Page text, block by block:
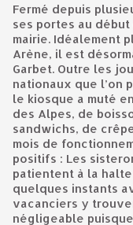
Fermé depuis plusieurs années, le kiosque à rouvert
ses portes au
mairie. Idéalement
Arène, il est
Garbet. Outre les
nationaux que l’on
le kiosque a muté
des Alpes, de
sandwichs, de
mois de
positifs : Les
patientent à la
quelques instants
vacanciers y
négligeable